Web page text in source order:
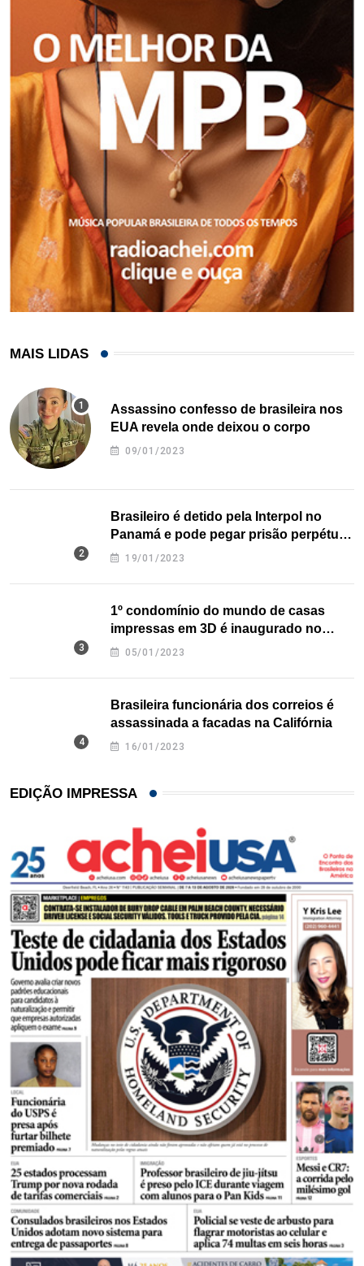
MAIS LIDAS
Assassino confesso de brasileira nos
EUA revela onde deixou o corpo
09/01/2023
Brasileiro é detido pela Interpol no
Panamá e pode pegar prisão perpétua
nos EUA
19/01/2023
1º condomínio do mundo de casas
impressas em 3D é inaugurado no
Texas
05/01/2023
Brasileira funcionária dos correios é
assassinada a facadas na Califórnia
16/01/2023
EDIÇÃO IMPRESSA